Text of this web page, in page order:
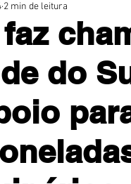
do
2 min de leitura